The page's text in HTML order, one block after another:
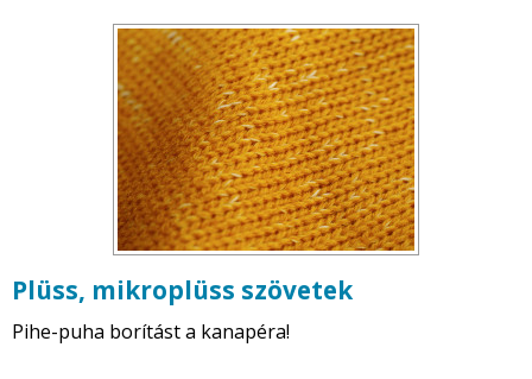
Plüss, mikroplüss szövetek
Pihe-puha borítást a kanapéra!